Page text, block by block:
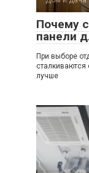
Почему
панели
При выборе
лучше